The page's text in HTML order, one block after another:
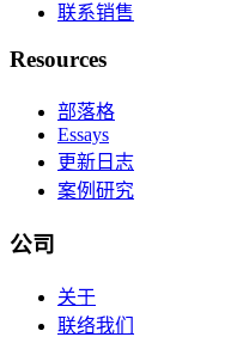
联系销售
Resources
部落格
Essays
更新日志
案例研究
公司
关于
联络我们